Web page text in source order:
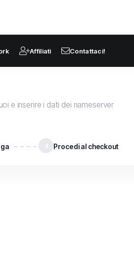
Affiliati Contattaci!
e inserire i dati dei nameserver
4 Procedi al checkout